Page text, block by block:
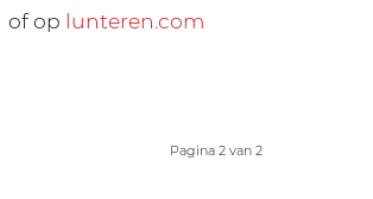
of op lunteren.com
Pagina 2 van 2